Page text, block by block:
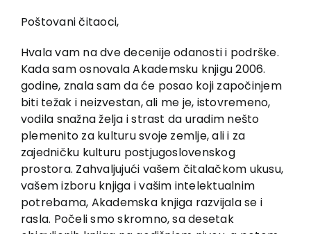
Vesti
EU PROJEKTI
Kontakt
Poštovani čitaoci,
Hvala vam na dve decenije odanosti i podrške.
Kada sam osnovala Akademsku knjigu 2006.
godine, znala sam da će posao koji započinjem
biti težak i neizvestan, ali me je, istovremeno,
vodila snažna želja i strast da uradim nešto
plemenito za kulturu svoje zemlje, ali i za
zajedničku kulturu postjugoslovenskog
prostora. Zahvaljujući vašem čitalačkom ukusu,
vašem izboru knjiga i vašim intelektualnim
potrebama, Akademska knjiga razvijala se i
rasla. Počeli smo skromno, sa desetak